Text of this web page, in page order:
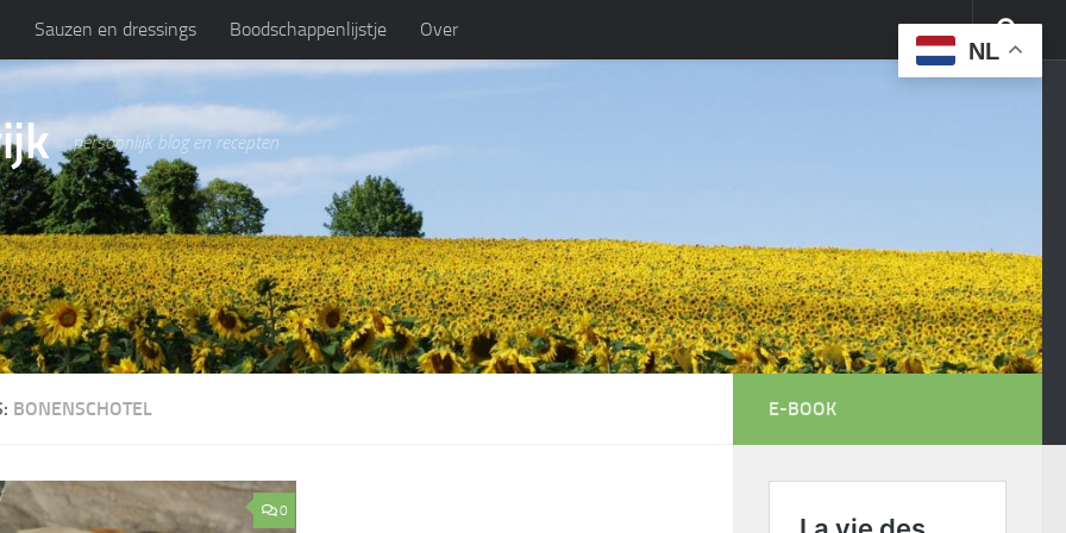
Sauzen en dressings Boodschappenlijstje Over
persoonlijk blog en recepten
BONENSCHOTEL
0
E-BOOK
NL